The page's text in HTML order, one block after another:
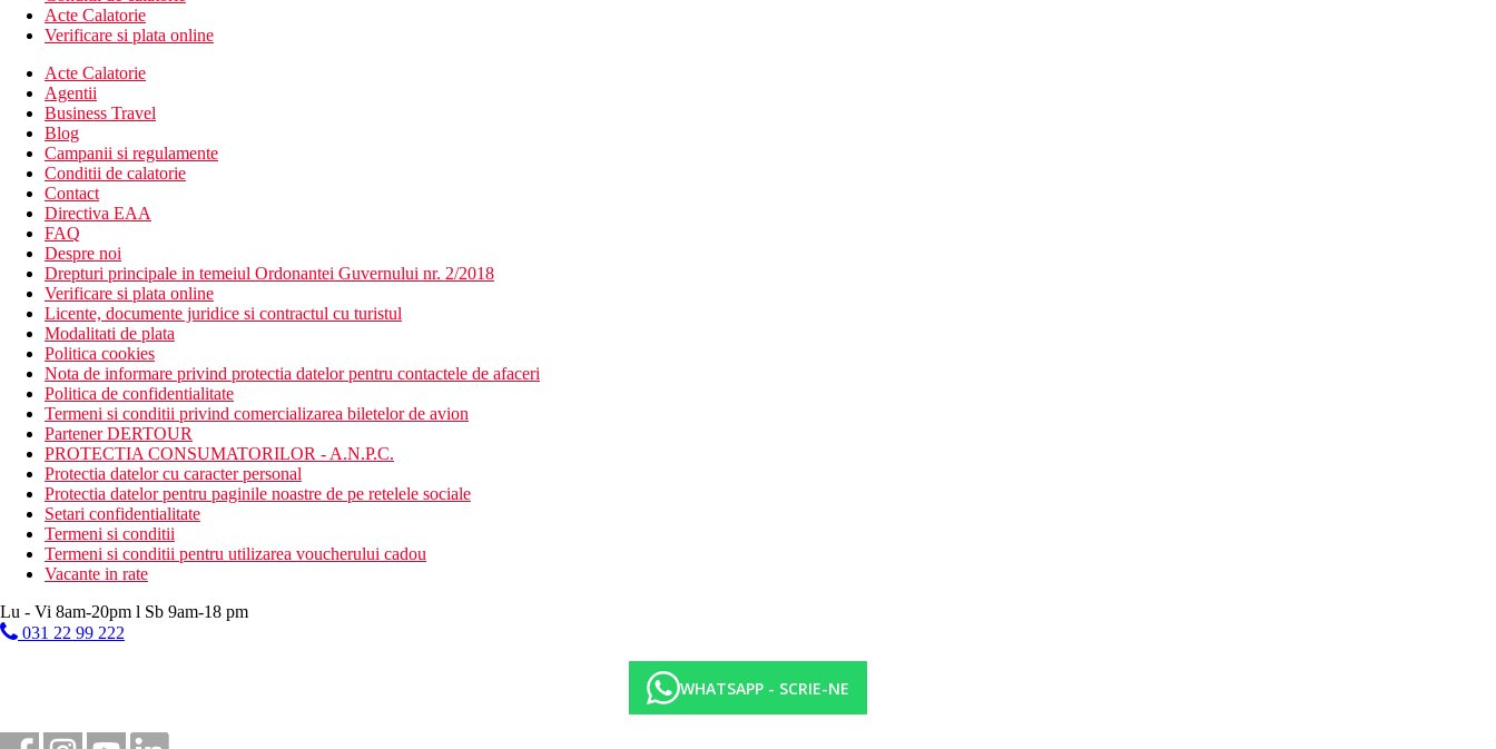
Acte Calatorie
Verificare si plata online
Acte Calatorie
Agentii
Business Travel
Blog
Campanii si regulamente
Conditii de calatorie
Contact
Directiva EAA
FAQ
Despre noi
Drepturi principale in temeiul Ordonantei Guvernului nr. 2/2018
Verificare si plata online
Licente, documente juridice si contractul cu turistul
Modalitati de plata
Politica cookies
Nota de informare privind protectia datelor pentru contactele de afaceri
Politica de confidentialitate
Termeni si conditii privind comercializarea biletelor de avion
Partener DERTOUR
PROTECTIA CONSUMATORILOR - A.N.P.C.
Protectia datelor cu caracter personal
Protectia datelor pentru paginile noastre de pe retelele sociale
Setari confidentialitate
Termeni si conditii
Termeni si conditii pentru utilizarea voucherului cadou
Vacante in rate
Lu - Vi 8am-20pm l Sb 9am-18 pm
031 22 99 222
WHATSAPP - SCRIE-NE